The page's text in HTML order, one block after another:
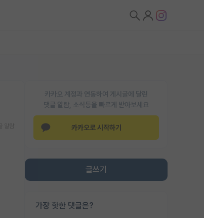
카카오 계정과 연동하여 게시글에 달린
댓글 알람, 소식등을 빠르게 받아보세요
카카오로 시작하기
글쓰기
가장 핫한 댓글은?